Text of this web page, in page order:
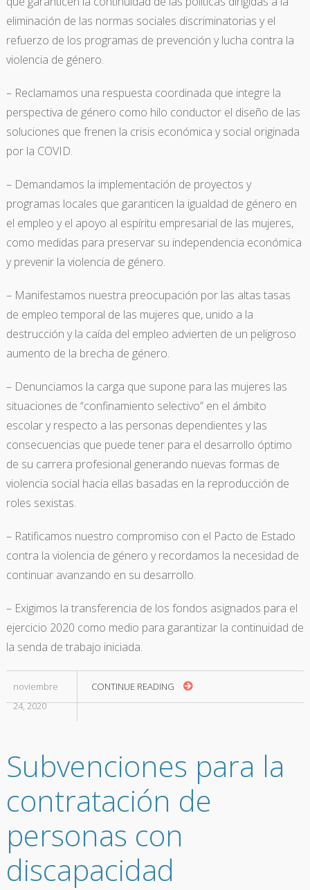
eliminación de las normas sociales discriminatorias y el
refuerzo de los programas de prevención y lucha contra la
violencia de género.
– Reclamamos una respuesta coordinada que integre la
perspectiva de género como hilo conductor el diseño de las
soluciones que frenen la crisis económica y social originada
por la COVID.
– Demandamos la implementación de proyectos y
programas locales que garanticen la igualdad de género en
el empleo y el apoyo al espíritu empresarial de las mujeres,
como medidas para preservar su independencia económica
y prevenir la violencia de género.
– Manifestamos nuestra preocupación por las altas tasas
de empleo temporal de las mujeres que, unido a la
destrucción y la caída del empleo advierten de un peligroso
aumento de la brecha de género.
– Denunciamos la carga que supone para las mujeres las
situaciones de “confinamiento selectivo” en el ámbito
escolar y respecto a las personas dependientes y las
consecuencias que puede tener para el desarrollo óptimo
de su carrera profesional generando nuevas formas de
violencia social hacia ellas basadas en la reproducción de
roles sexistas.
– Ratificamos nuestro compromiso con el Pacto de Estado
contra la violencia de género y recordamos la necesidad de
continuar avanzando en su desarrollo.
– Exigimos la transferencia de los fondos asignados para el
ejercicio 2020 como medio para garantizar la continuidad de
la senda de trabajo iniciada.
noviembre
24, 2020
CONTINUE READING
Subvenciones para la
contratación de
personas con
discapacidad